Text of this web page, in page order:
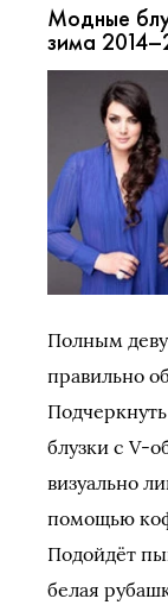
Модные
зима
Полным
правильно
блузки с V-
визуально
помощью
Подойдёт
белая